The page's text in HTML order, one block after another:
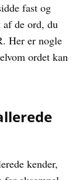
fast og
de ord, du
Her er nogle
ordet kan
kender,